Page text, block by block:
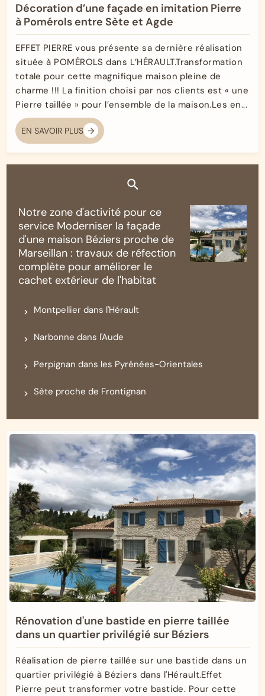
Décoration d’une façade en imitation Pierre
à Pomérols entre Sète et Agde
EFFET PIERRE vous présente sa dernière réalisation
située à POMÉROLS dans L’HÉRAULT.Transformation
totale pour cette magnifique maison pleine de
charme !!! La finition choisi par nos clients est « une
Pierre taillée » pour l’ensemble de la maison.Les en...
EN SAVOIR PLUS
Notre zone d'activité pour ce
service Moderniser la façade
d'une maison Béziers proche de
Marseillan : travaux de réfection
complète pour améliorer le
cachet extérieur de l'habitat
Montpellier dans l'Hérault
Narbonne dans l'Aude
Perpignan dans les Pyrénées-Orientales
Sète proche de Frontignan
Rénovation d'une bastide en pierre taillée
dans un quartier privilégié sur Béziers
Réalisation de pierre taillée sur une bastide dans un
quartier privilégié à Béziers dans l'Hérault.Effet
Pierre peut transformer votre bastide. Pour cette